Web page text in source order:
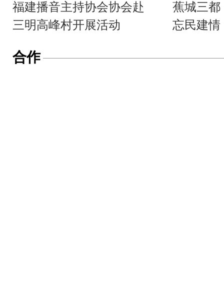
福建播音主持协会协会赴
三明高峰村开展活动
蕉城三都
忘民建情
合作